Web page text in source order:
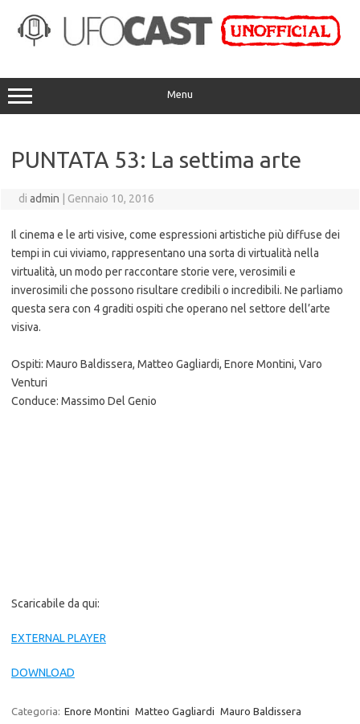
contenuto
Menu
PUNTATA 53: La settima arte
di admin Gennaio 10, 2016
Il cinema e le arti visive, come espressioni artistiche più diffuse dei
tempi in cui viviamo, rappresentano una sorta di virtualità nella
virtualità, un modo per raccontare storie vere, verosimili e
inverosimili che possono risultare credibili o incredibili. Ne parliamo
questa sera con 4 graditi ospiti che operano nel settore dell’arte
visiva.
Ospiti: Mauro Baldissera, Matteo Gagliardi, Enore Montini, Varo
Venturi
Conduce: Massimo Del Genio
Scaricabile da qui:
EXTERNAL PLAYER
DOWNLOAD
Categoria: Enore Montini Matteo Gagliardi Mauro Baldissera